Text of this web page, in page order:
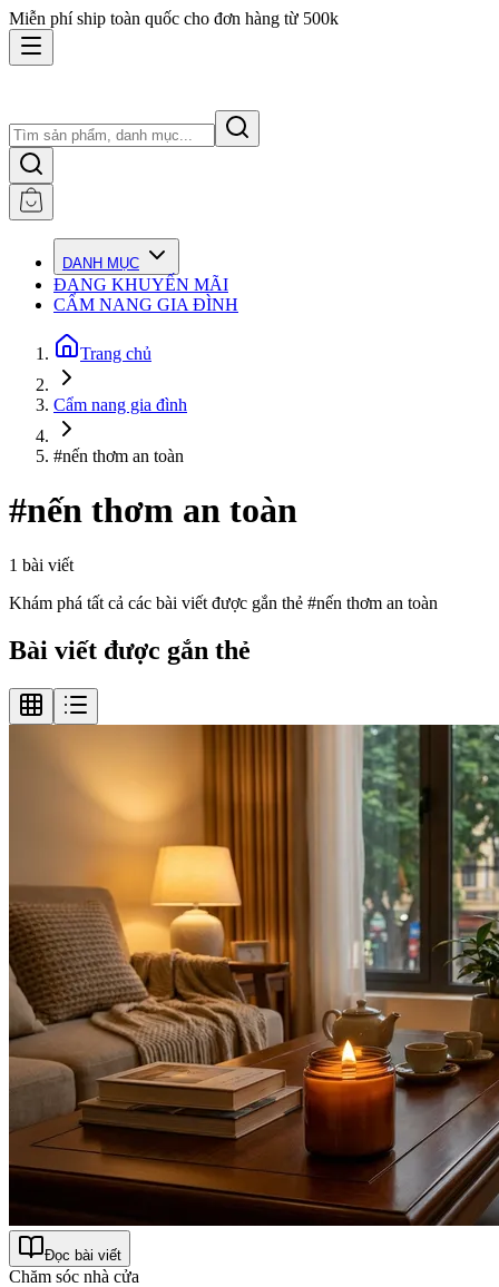
Miễn phí ship toàn quốc cho đơn hàng từ 500k
DANH MỤC
ĐANG KHUYẾN MÃI
CẨM NANG GIA ĐÌNH
Trang chủ
Cẩm nang gia đình
#nến thơm an toàn
#nến thơm an toàn
1 bài viết
Khám phá tất cả các bài viết được gắn thẻ #nến thơm an toàn
Bài viết được gắn thẻ
Đọc bài viết
Chăm sóc nhà cửa